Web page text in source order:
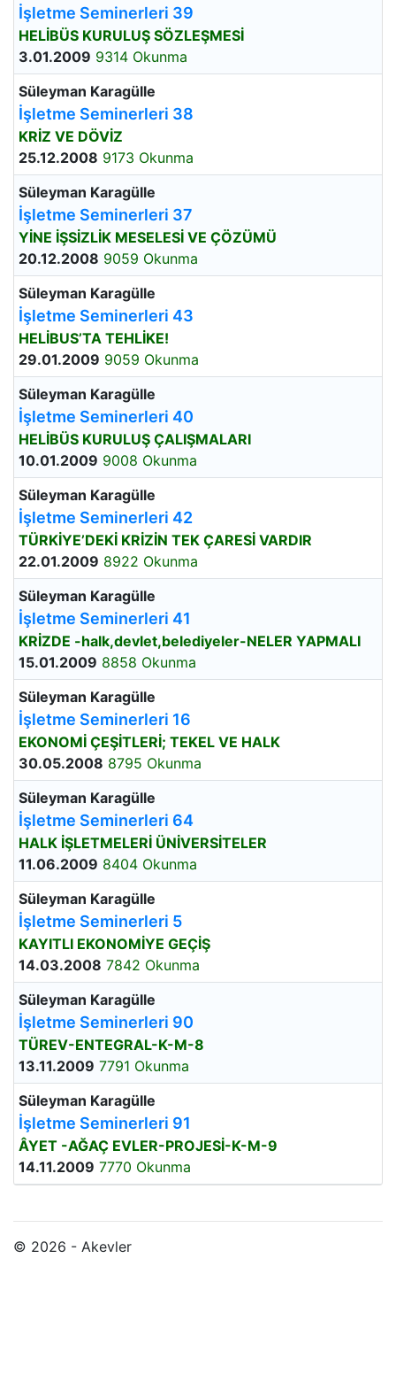
İşletme Seminerleri 39
HELİBÜS KURULUŞ SÖZLEŞMESİ
3.01.2009 9314 Okunma
Süleyman Karagülle
İşletme Seminerleri 38
KRİZ VE DÖVİZ
25.12.2008 9173 Okunma
Süleyman Karagülle
İşletme Seminerleri 37
YİNE İŞSİZLİK MESELESİ VE ÇÖZÜMÜ
20.12.2008 9059 Okunma
Süleyman Karagülle
İşletme Seminerleri 43
HELİBUS’TA TEHLİKE!
29.01.2009 9059 Okunma
Süleyman Karagülle
İşletme Seminerleri 40
HELİBÜS KURULUŞ ÇALIŞMALARI
10.01.2009 9008 Okunma
Süleyman Karagülle
İşletme Seminerleri 42
TÜRKİYE’DEKİ KRİZİN TEK ÇARESİ VARDIR
22.01.2009 8922 Okunma
Süleyman Karagülle
İşletme Seminerleri 41
KRİZDE -halk,devlet,belediyeler-NELER YAPMALI
15.01.2009 8858 Okunma
Süleyman Karagülle
İşletme Seminerleri 16
EKONOMİ ÇEŞİTLERİ; TEKEL VE HALK
30.05.2008 8795 Okunma
Süleyman Karagülle
İşletme Seminerleri 64
HALK İŞLETMELERİ ÜNİVERSİTELER
11.06.2009 8404 Okunma
Süleyman Karagülle
İşletme Seminerleri 5
KAYITLI EKONOMİYE GEÇİŞ
14.03.2008 7842 Okunma
Süleyman Karagülle
İşletme Seminerleri 90
TÜREV-ENTEGRAL-K-M-8
13.11.2009 7791 Okunma
Süleyman Karagülle
İşletme Seminerleri 91
ÂYET -AĞAÇ EVLER-PROJESİ-K-M-9
14.11.2009 7770 Okunma
© 2026 - Akevler